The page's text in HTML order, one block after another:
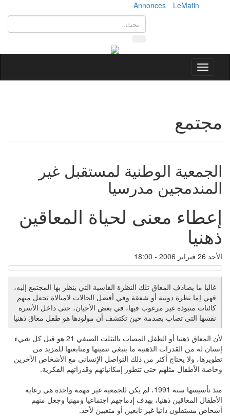
LeMatin
Annonces
Toggle
navigation
مجتمع
الجمعية الوطنية لمستقبل غير
المندمجين مدرسيا
إعطاء معنى لحياة المعاقين
ذهنيا
الأحد 26 فبراير 2006 - 18:00
غالبا ما يصادف المعاق تلك النظرة القاسية التي ينظر بها المجتمع إليه،
فهي إما نظرة دونية أو شفقة وفي أفضل الحالات لامبالاة تجعل منهم
كائنات منبوذة غير مرغوب فيها، في بعض الأحيان، حتى داخل الأسرة
نفسها التي تصاب بصدمة حين تكتشف أن مولودها هو طفل معاق ذهنيا
لأن المعاق ذهنيا أو الطفل المصاب بالتثلت الصبغي 21 هو قبل كل شيء
إنسان له من القدرات الذهنية ما ينبغي تنميتها ومتابعتها للمزيد من
تطويرها، ولا يحتاج أكثر من ذلك التواصل الإنساني مع الأشخاص الآخرين
وخاصة الأطفال مثلهم حتى تتطور إمكانياتهم وقدراتهم الفكرية.
منذ تأسيسها سنة 1991، لم يكن للجمعية غير مهمة واحدة هي رعاية
الأطفال المعاقين ذهنيا، بهدف إدماجهم اجتماعيا ومهنيا وجعل منهم
أشخاص مستقلون ذاتيا غير تابعين أو متعبين لأحد.